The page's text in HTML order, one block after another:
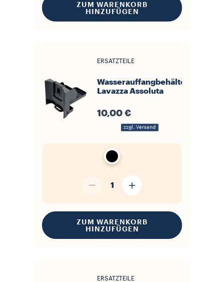
ZUM WARENKORB
HINZUFÜGEN
ERSATZTEILE
Wasserauffangbehälter
Lavazza Assoluta
10,00 €
zzgl. Versand
1
ZUM WARENKORB
HINZUFÜGEN
ERSATZTEILE